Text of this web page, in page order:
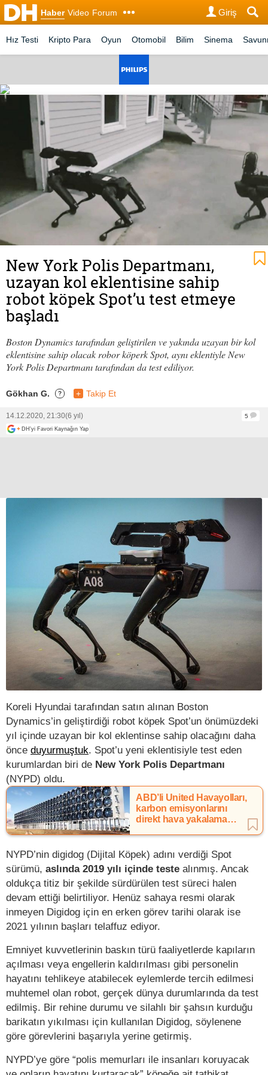
Haber Video Forum Giriş
Hız Testi Kripto Para Oyun Otomobil Bilim Sinema
New York Polis Departmanı,
uzayan kol eklentisine sahip
robot köpek Spot’u test etmeye
başladı
Boston Dynamics tarafından geliştirilen ve yakında uzayan bir kol
eklentisine sahip olacak robor köperk Spot, aynı eklentiyle New
York Polis Departmanı tarafından da test ediliyor.
Gökhan G. ? + Takip Et
14.12.2020, 21:30(6 yıl)
5
+ DH'yi Favori Kaynağın Yap
Koreli Hyundai tarafından satın alınan Boston
Dynamics’in geliştirdiği robot köpek Spot’un önümüzdeki
yıl içinde uzayan bir kol eklentinse sahip olacağını daha
önce duyurmuştuk. Spot’u yeni eklentisiyle test eden
kurumlardan biri de New York Polis Departmanı
(NYPD) oldu.
ABD’li United Havayolları,
karbon emisyonlarını
direkt hava yakalama
NYPD’nin digidog (Dijital Köpek) adını verdiği Spot
sürümü, aslında 2019 yılı içinde teste alınmış. Ancak
oldukça titiz bir şekilde sürdürülen test süreci halen
devam ettiği belirtiliyor. Henüz sahaya resmi olarak
inmeyen Digidog için en erken görev tarihi olarak ise
2021 yılının başları telaffuz ediyor.
Emniyet kuvvetlerinin baskın türü faaliyetlerde kapıların
açılması veya engellerin kaldırılması gibi personelin
hayatını tehlikeye atabilecek eylemlerde tercih edilmesi
muhtemel olan robot, gerçek dünya durumlarında da test
edilmiş. Bir rehine durumu ve silahlı bir şahsın kurduğu
barikatın yıkılması için kullanılan Digidog, söylenene
göre görevlerini başarıyla yerine getirmiş.
NYPD’ye göre “polis memurları ile insanları koruyacak